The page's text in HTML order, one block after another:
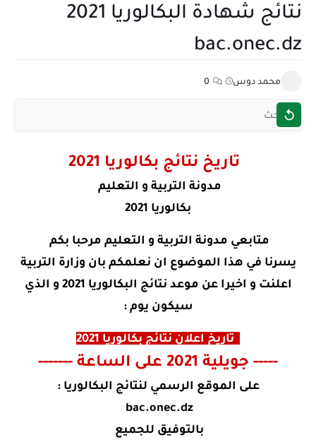
نتائج شهادة البكالوريا 2021
bac.onec.dz
محمد دوس 0
تاريخ نتائج بكالوريا 2021
مدونة التربية و التعليم
بكالوريا 2021
متابعي مدونة التربية و التعليم مرحبا بكم
يسرنا في هذا الموضوع ان نعلمكم بان وزارة التربية
اعلنت و اخيرا عن موعد نتائج البكالوريا 2021 و الذي
سيكون يوم :
تاريخ اعلان نتائج بكالوريا 2021
----- جويلية 2021 على الساعة -------
على الموقع الرسمي لنتائج البكالوريا :
bac.onec.dz
بالتوفيق للجميع